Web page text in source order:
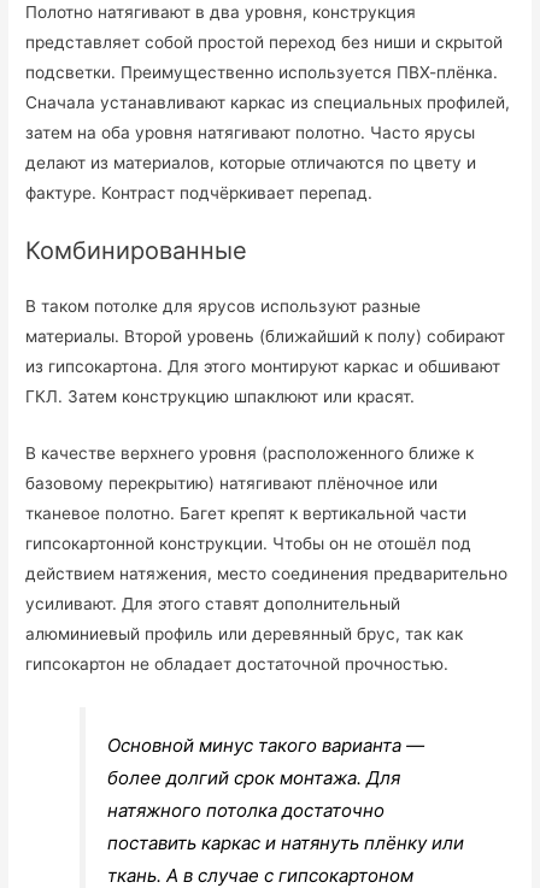
Полотно натягивают в два уровня, конструкция
представляет собой простой переход без ниши и скрытой
подсветки. Преимущественно используется ПВХ-плёнка.
Сначала устанавливают каркас из специальных профилей,
затем на оба уровня натягивают полотно. Часто ярусы
делают из материалов, которые отличаются по цвету и
фактуре. Контраст подчёркивает перепад.
Комбинированные
В таком потолке для ярусов используют разные
материалы. Второй уровень (ближайший к полу) собирают
из гипсокартона. Для этого монтируют каркас и обшивают
ГКЛ. Затем конструкцию шпаклюют или красят.
В качестве верхнего уровня (расположенного ближе к
базовому перекрытию) натягивают плёночное или
тканевое полотно. Багет крепят к вертикальной части
гипсокартонной конструкции. Чтобы он не отошёл под
действием натяжения, место соединения предварительно
усиливают. Для этого ставят дополнительный
алюминиевый профиль или деревянный брус, так как
гипсокартон не обладает достаточной прочностью.
Основной минус такого варианта —
более долгий срок монтажа. Для
натяжного потолка достаточно
поставить каркас и натянуть плёнку или
ткань. А в случае с гипсокартоном